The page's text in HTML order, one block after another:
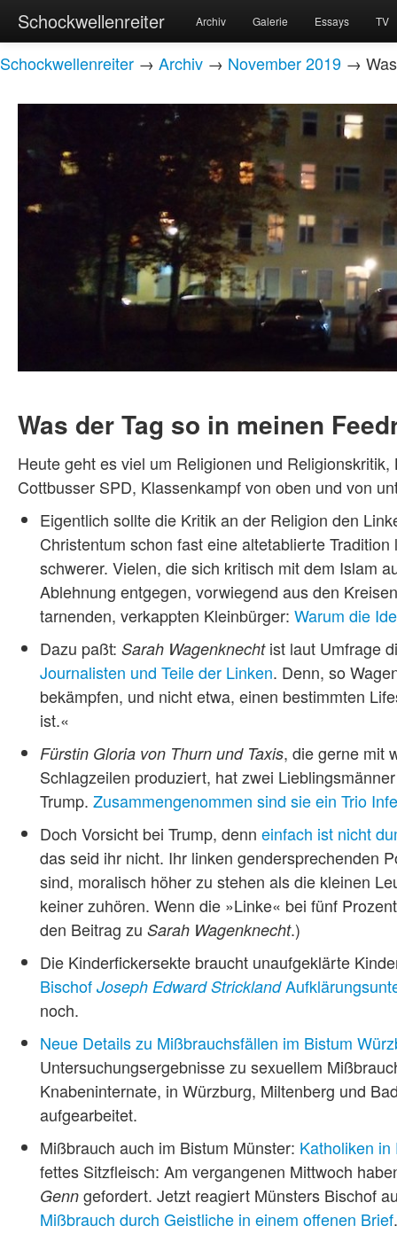
Schockwellenreiter Archiv Galerie Essays TV
Schockwellenreiter → Archiv → November 2019 →
Was der Tag so in meinen
Heute geht es viel um Religionen und
Cottbusser SPD, Klassenkampf von oben und von
Eigentlich sollte die Kritik an der Religion den
Christentum schon fast eine altetablierte
schwerer. Vielen, die sich kritisch mit dem Islam
Ablehnung entgegen, vorwiegend aus den
tarnenden, verkappten Kleinbürger: Warum die
Dazu paßt: Sarah Wagenknechtist laut Umfrage
Journalisten und Teile der Linken. Denn, so
bekämpfen, und nicht etwa, einen bestimmten
ist.«
Fürstin Gloria von Thurn und Taxis, die gerne mit
Schlagzeilen produziert, hat zwei
Trump. Zusammengenommen sind sie ein Trio
Doch Vorsicht bei Trump, denn einfach ist nicht
das seid ihr nicht. Ihr linken gendersprechenden
sind, moralisch höher zu stehen als die kleinen
keiner zuhören. Wenn die »Linke« bei fünf
den Beitrag zu Sarah Wagenknecht.)
Die Kinderfickersekte braucht unaufgeklärte
Bischof Joseph Edward Strickland
noch.
Neue Details zu Mißbrauchsfällen im Bistum
Untersuchungsergebnisse zu sexuellem
Knabeninternate, in Würzburg, Miltenberg und
aufgearbeitet.
Mißbrauch auch im Bistum Münster: Katholiken
fettes Sitzfleisch: Am vergangenen Mittwoch
Genn gefordert. Jetzt reagiert Münsters Bischof
Mißbrauch durch Geistliche in einem offenen Brief